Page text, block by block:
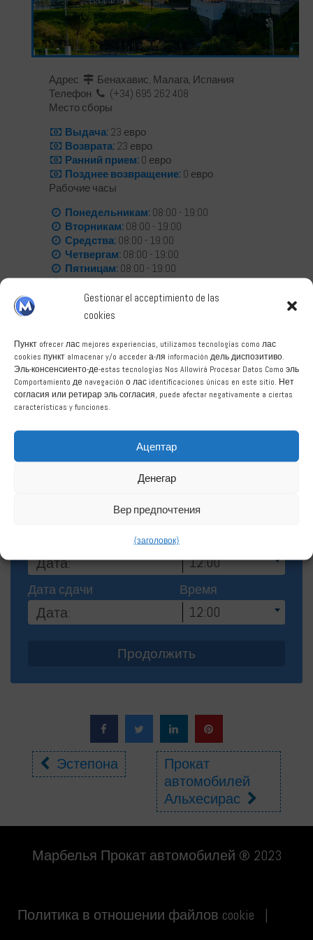
Gestionar el acceptimiento de las
cookies
Пункт ofrecer лас mejores experiencias, utilizamos tecnologías como лас
cookies пункт almacenar y/o acceder а-ля información дель диспозитиво.
Эль-консенсиенто-де-estas tecnologías Nos Allowirá Procesar Datos Como эль
Comportamiento де navegación о лас identificaciones únicas en este sitio. Нет
согласия или ретирар эль согласия, puede afectar negativamente a ciertas
características y funciones.
Ацептар
Денегар
Вер предпочтения
{заголовок}
Русский
Адрес
Бенахавис, Малага, Испания
Телефон
(+34) 695 262 408
Место сборы
Выдача: 23 евро
Возврата: 23 евро
Ранний прием: 0 евро
Позднее возвращение: 0 евро
Рабочие часы
Понедельникам: 08:00 - 19:00
Вторникам: 08:00 - 19:00
Средства: 08:00 - 19:00
Четвергам: 08:00 - 19:00
Пятницам: 08:00 - 19:00
Субботам:08:00 - 14:00
Воскресеньям:Закрыто
Прокат автомобилей
Бенахавис
Забронировать Аренда
автомобиля Бенаавис
12:00
Дата сдачи Время
12:00
ДругиеЭстепона
Прокат
автомобилей
Альхесирас
Марбелья Прокат автомобилей ® 2023
Политика в отношении файлов cookie |